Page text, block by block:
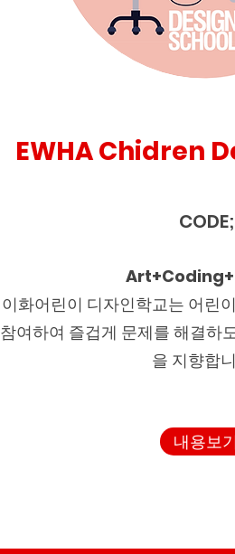
EWHA Chidren
CODE;
이화어린이 디자인학교는 어린
참여하여 즐겁게 문제를 해결하
을 지향합
내용보